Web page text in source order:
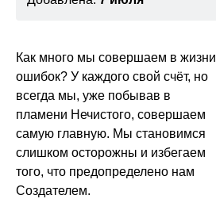
Как много мы совершаем в жизни
ошибок? У каждого свой счёт, но
всегда мы, уже побывав в
пламени Нечистого, совершаем
самую главную. Мы становимся
слишком осторожны и избегаем
того, что предопределено нам
Создателем.